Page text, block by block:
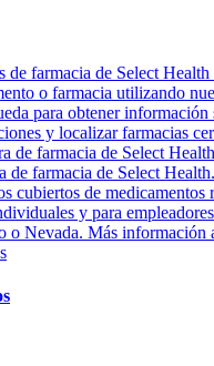
de farmacia de Select Health
o farmacia utilizando
para obtener información
y localizar farmacias
de farmacia de Select Health
de farmacia de Select
cubiertos de medicamentos
y para
o Nevada. Más información